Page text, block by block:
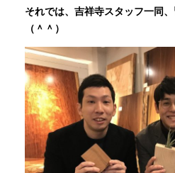
それでは、吉祥寺スタッフ一同
（＾＾）